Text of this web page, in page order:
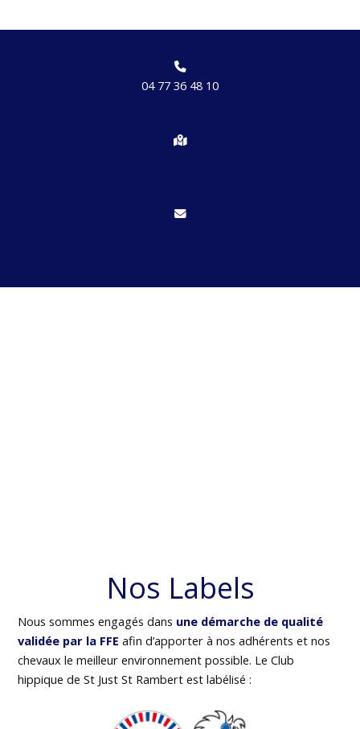
04 77 36 48 10
Nos Labels
Nous sommes engagés dans une démarche de qualité
validée par la FFE afin d’apporter à nos adhérents et nos
chevaux le meilleur environnement possible. Le Club
hippique de St Just St Rambert est labélisé :